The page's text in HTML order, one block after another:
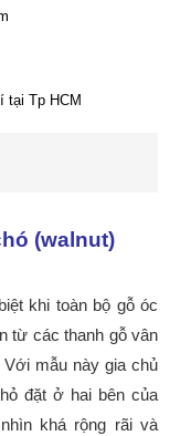
tại Tp HCM
(walnut)
khi toàn bộ gỗ óc
từ các thanh gỗ vân
mẫu này gia chủ
đặt ở hai bên của
khá rộng rãi và